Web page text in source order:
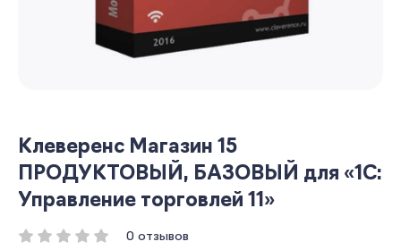
Клеверенс Магазин 15
ПРОДУКТОВЫЙ, БАЗОВЫЙ для «1С:
Управление торговлей 11»
0 отзывов